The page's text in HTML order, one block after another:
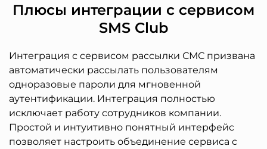
Плюсы интеграции с сервисом
SMS Club
Интеграция с сервисом рассылки СМС призвана
автоматически рассылать пользователям
одноразовые пароли для мгновенной
аутентификации. Интеграция полностью
исключает работу сотрудников компании.
Простой и интуитивно понятный интерфейс
позволяет настроить объединение сервиса с